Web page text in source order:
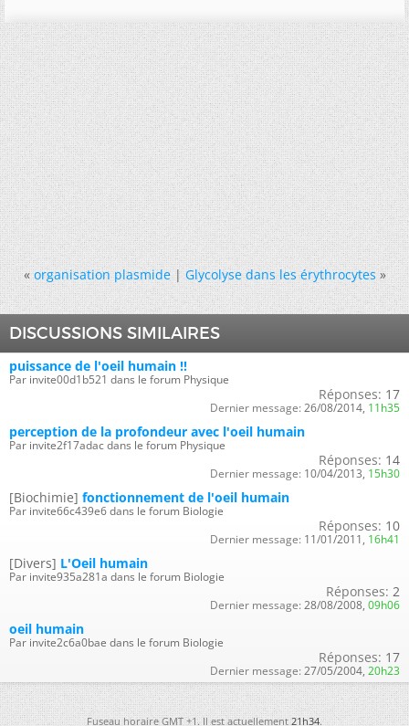
« organisation plasmide|Glycolyse dans les érythrocytes »
DISCUSSIONS SIMILAIRES
puissance de l'oeil humain !!
Par invite00d1b521 dans le forum Physique
Réponses: 17
Dernier message: 26/08/2014, 11h35
perception de la profondeur avec l'oeil humain
Par invite2f17adac dans le forum Physique
Réponses: 14
Dernier message: 10/04/2013, 15h30
[Biochimie] fonctionnement de l'oeil humain
Par invite66c439e6 dans le forum Biologie
Réponses: 10
Dernier message: 11/01/2011, 16h41
[Divers] L'Oeil humain
Par invite935a281a dans le forum Biologie
Réponses: 2
Dernier message: 28/08/2008, 09h06
oeil humain
Par invite2c6a0bae dans le forum Biologie
Réponses: 17
Dernier message: 27/05/2004, 20h23
Fuseau horaire GMT +1. Il est actuellement21h34.